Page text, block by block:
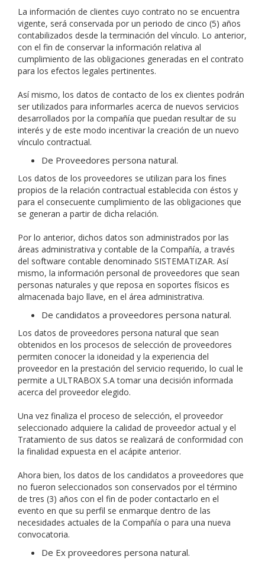
La información de clientes cuyo contrato no se encuentra
vigente, será conservada por un periodo de cinco (5) años
contabilizados desde la terminación del vínculo. Lo anterior,
con el fin de conservar la información relativa al
cumplimiento de las obligaciones generadas en el contrato
para los efectos legales pertinentes.
Así mismo, los datos de contacto de los ex clientes podrán
ser utilizados para informarles acerca de nuevos servicios
desarrollados por la compañía que puedan resultar de su
interés y de este modo incentivar la creación de un nuevo
vínculo contractual.
De Proveedores persona natural.
Los datos de los proveedores se utilizan para los fines
propios de la relación contractual establecida con éstos y
para el consecuente cumplimiento de las obligaciones que
se generan a partir de dicha relación.
Por lo anterior, dichos datos son administrados por las
áreas administrativa y contable de la Compañía, a través
del software contable denominado SISTEMATIZAR. Así
mismo, la información personal de proveedores que sean
personas naturales y que reposa en soportes físicos es
almacenada bajo llave, en el área administrativa.
De candidatos a proveedores persona natural.
Los datos de proveedores persona natural que sean
obtenidos en los procesos de selección de proveedores
permiten conocer la idoneidad y la experiencia del
proveedor en la prestación del servicio requerido, lo cual le
permite a ULTRABOX S.A tomar una decisión informada
acerca del proveedor elegido.
Una vez finaliza el proceso de selección, el proveedor
seleccionado adquiere la calidad de proveedor actual y el
Tratamiento de sus datos se realizará de conformidad con
la finalidad expuesta en el acápite anterior.
Ahora bien, los datos de los candidatos a proveedores que
no fueron seleccionados son conservados por el término
de tres (3) años con el fin de poder contactarlo en el
evento en que su perfil se enmarque dentro de las
necesidades actuales de la Compañía o para una nueva
convocatoria.
De Ex proveedores persona natural.